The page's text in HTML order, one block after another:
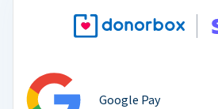
Google Pay